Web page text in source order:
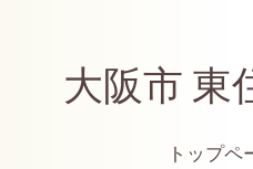
大阪市 東
トップペ